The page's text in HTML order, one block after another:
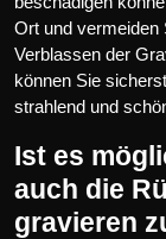
Ort und vermeiden
Verblassen der
können Sie
strahlend und
Ist es
auch die
gravieren